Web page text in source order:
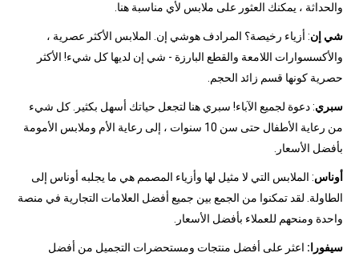
والحداثة ، يمكنك العثور على ملابس لأي مناسبة هنا.
شي إن: أزياء رخيصة؟ المرادف هوشي إن. الملابس الأكثر عصرية ،
والأكسسوارات اللامعة والقطع البارزة - شي إن لديها كل شيء! الأكثر
حصرية كونها قسم زائد الحجم.
سبري: دعوة لجميع الآباء! سبري هنا لتجعل حياتك أسهل بكثير. كل شيء
من رعاية الأطفال حتى سن 10 سنوات ، إلى رعاية الأم وملابس الأمومة
بأفضل الأسعار.
أوناس: الملابس التي لا مثيل لها وأزياء المصمم هي ما يجلبه أوناس إلى
الطاولة. لقد تمكنوا من الجمع بين جميع أفضل العلامات التجارية في منصة
واحدة ومنحهم للعملاء بأفضل الأسعار.
سيفورا: اعثر على أفضل منتجات ومستحضرات التجميل من أفضل